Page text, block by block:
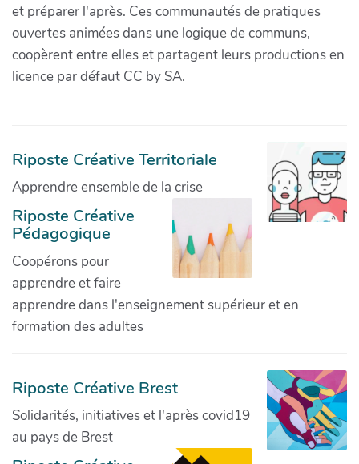
et préparer l'après. Ces communautés de pratiques
ouvertes animées dans une logique de communs,
coopèrent entre elles et partagent leurs productions en
licence par défaut CC by SA.
Riposte Créative Territoriale
Apprendre ensemble de la crise
Riposte Créative
Pédagogique
Coopérons pour
apprendre et faire
apprendre dans l'enseignement supérieur et en
formation des adultes
Riposte Créative Brest
Solidarités, initiatives et l'après covid19
au pays de Brest